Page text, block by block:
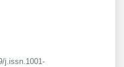
j.issn.1001-